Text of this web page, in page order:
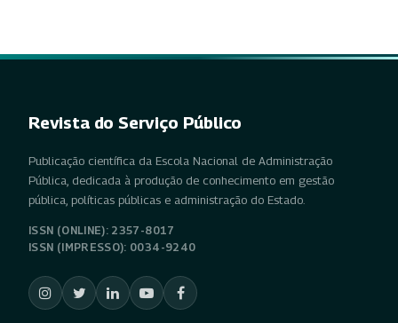
Revista do Serviço Público
Publicação científica da Escola Nacional de Administração
Pública, dedicada à produção de conhecimento em gestão
pública, políticas públicas e administração do Estado.
ISSN (ONLINE): 2357-8017
ISSN (IMPRESSO): 0034-9240